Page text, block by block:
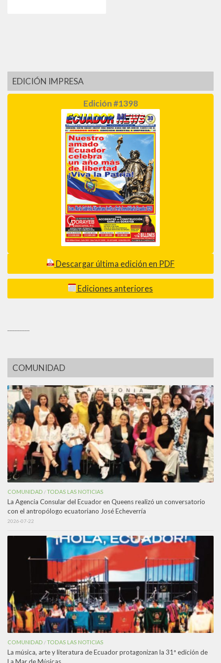
EDICIÓN IMPRESA
Edición #1398
Descargar última edición en PDF
Ediciones anteriores
COMUNIDAD
COMUNIDAD /TODAS LAS NOTICIAS
La Agencia Consular del Ecuador en Queens realizó un conversatorio
con el antropólogo ecuatoriano José Echeverría
2026-07-22
COMUNIDAD /TODAS LAS NOTICIAS
La música, arte y literatura de Ecuador protagonizan la 31ª edición de
La Mar de Músicas